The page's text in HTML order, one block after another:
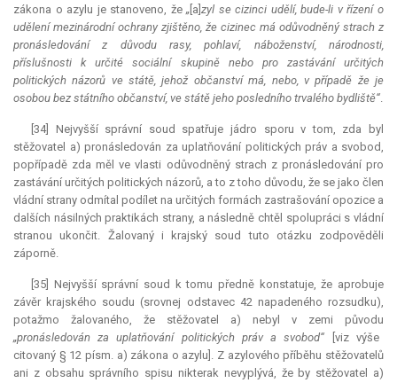
zákona o azylu je stanoveno, že„ [a]zyl se cizinci udělí, bude-li v řízení o
udělení mezinárodní ochrany zjištěno, že cizinec má odůvodněný strach z
pronásledování z důvodu rasy, pohlaví, náboženství, národnosti,
příslušnosti k určité sociální skupině nebo pro zastávání určitých
politických názorů ve státě, jehož občanství má, nebo, v případě že je
osobou bez státního občanství, ve státě jeho posledního trvalého bydliště“.
[34] Nejvyšší správní soud spatřuje jádro sporu v tom, zda byl
stěžovatel a) pronásledován za uplatňování politických práv a svobod,
popřípadě zda měl ve vlasti odůvodněný strach z pronásledování pro
zastávání určitých politických názorů, a to z toho důvodu, že se jako člen
vládní strany odmítal podílet na určitých formách zastrašování opozice a
dalších násilných praktikách strany, a následně chtěl spolupráci s vládní
stranou ukončit. Žalovaný i krajský soud tuto otázku zodpověděli
záporně.
[35] Nejvyšší správní soud k tomu předně konstatuje, že aprobuje
závěr krajského soudu (srovnej odstavec 42 napadeného rozsudku),
potažmo žalovaného, že stěžovatel a) nebyl v zemi původu
„pronásledován za uplatňování politických práv a svobod“ [viz výše
citovaný § 12 písm. a) zákona o azylu]. Z azylového příběhu stěžovatelů
ani z obsahu správního spisu nikterak nevyplývá, že by stěžovatel a)